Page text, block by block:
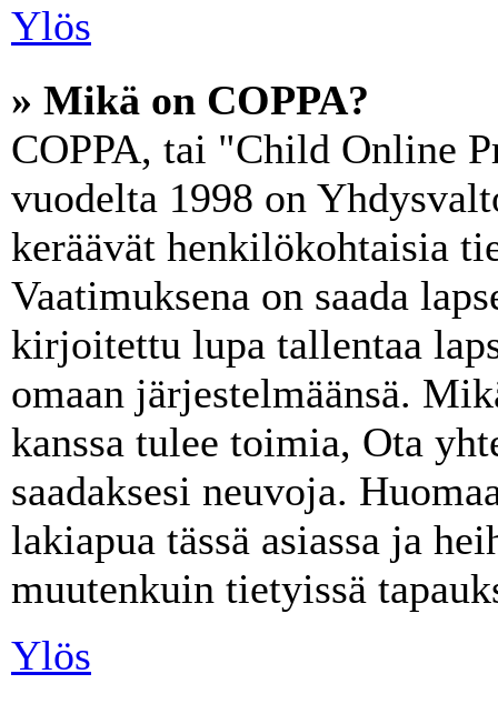
Ylös
» Mikä on COPPA?
COPPA, tai "Child Online
vuodelta 1998 on
keräävät henkilökohtaisia
Vaatimuksena on saada
kirjoitettu lupa tallentaa
omaan järjestelmäänsä.
kanssa tulee toimia, Ota
saadaksesi neuvoja.
lakiapua tässä asiassa ja
muutenkuin tietyissä
Ylös